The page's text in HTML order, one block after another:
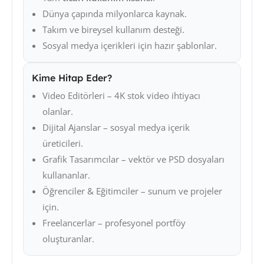
Dünya çapında milyonlarca kaynak.
Takım ve bireysel kullanım desteği.
Sosyal medya içerikleri için hazır şablonlar.
Kime Hitap Eder?
Video Editörleri – 4K stok video ihtiyacı
olanlar.
Dijital Ajanslar – sosyal medya içerik
üreticileri.
Grafik Tasarımcılar – vektör ve PSD dosyaları
kullananlar.
Öğrenciler & Eğitimciler – sunum ve projeler
için.
Freelancerlar – profesyonel portföy
oluşturanlar.